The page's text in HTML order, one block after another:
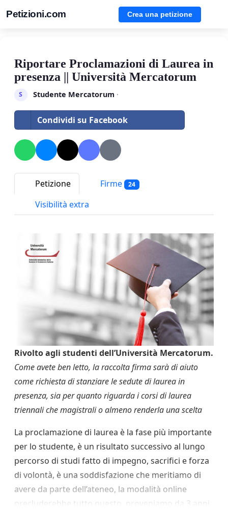
Petizioni.com Crea una petizione
Riportare Proclamazioni di Laurea in
presenza || Università Mercatorum
S Studente Mercatorum ·
Condividi su Facebook
Petizione Firme 24
Visibilità extra
Rivolto agli studenti dell’Università Mercatorum.
Come avete ben letto, la raccolta firma sarà di aiuto
come richiesta di stanziare le sedute di laurea in
presenza, sia per quanto riguarda i corsi di laurea
triennali che magistrali o almeno renderla una scelta
La proclamazione di laurea è la fase più importante
per lo studente, è un risultato successivo al lungo
percorso di studi fatto di impegno, sacrifici e forza
di volontà, è una soddisfazione che meritiamo di
avere da parte dell’ateneo, la modalità online
precluderebbe tutto questo, proveniamo da 3 anni